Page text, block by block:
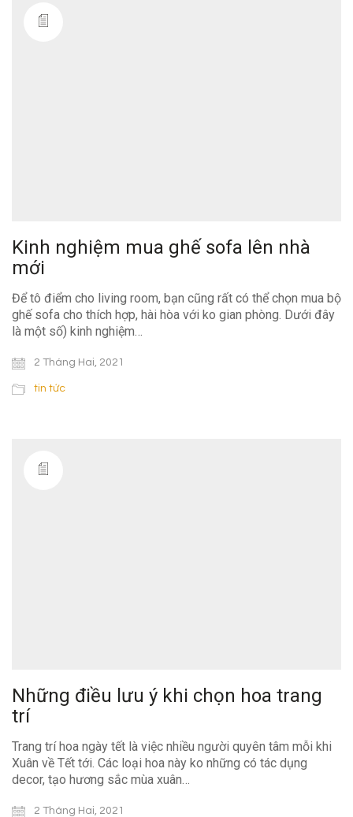
Kinh nghiệm mua ghế sofa lên nhà
mới
Để tô điểm cho living room, bạn cũng rất có thể chọn mua bộ
ghế sofa cho thích hợp, hài hòa với ko gian phòng. Dưới đây
là một số) kinh nghiệm…
2 Tháng Hai, 2021
tin tức
Những điều lưu ý khi chọn hoa trang
trí
Trang trí hoa ngày tết là việc nhiều người quyên tâm mỗi khi
Xuân về Tết tới. Các loại hoa này ko những có tác dụng
decor, tạo hương sắc mùa xuân…
2 Tháng Hai, 2021